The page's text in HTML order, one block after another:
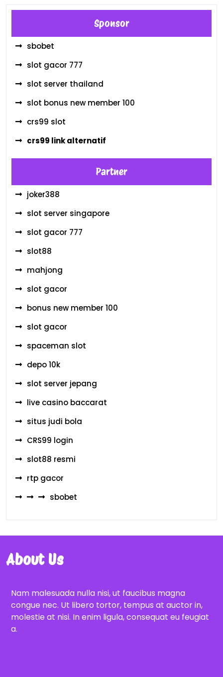
Sponsor
sbobet
slot gacor 777
slot server thailand
slot bonus new member 100
crs99 slot
crs99 link alternatif
Partner
joker388
slot server singapore
slot gacor 777
slot88
mahjong
slot gacor
bonus new member 100
slot gacor
spaceman slot
depo 10k
slot server jepang
live casino baccarat
situs judi bola
CRS99 login
slot88 resmi
rtp gacor
sbobet
About Us
Nam malesuada nulla nisi, ut faucibus magna
congue nec. Ut libero tortor, tempus at auctor in,
molestie at nisi. In enim ligula, consequat eu feugiat
a.